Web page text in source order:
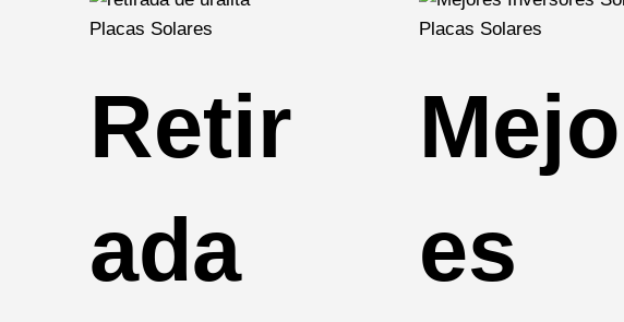
Placas Solares
Retir
ada
Placas Solares
es